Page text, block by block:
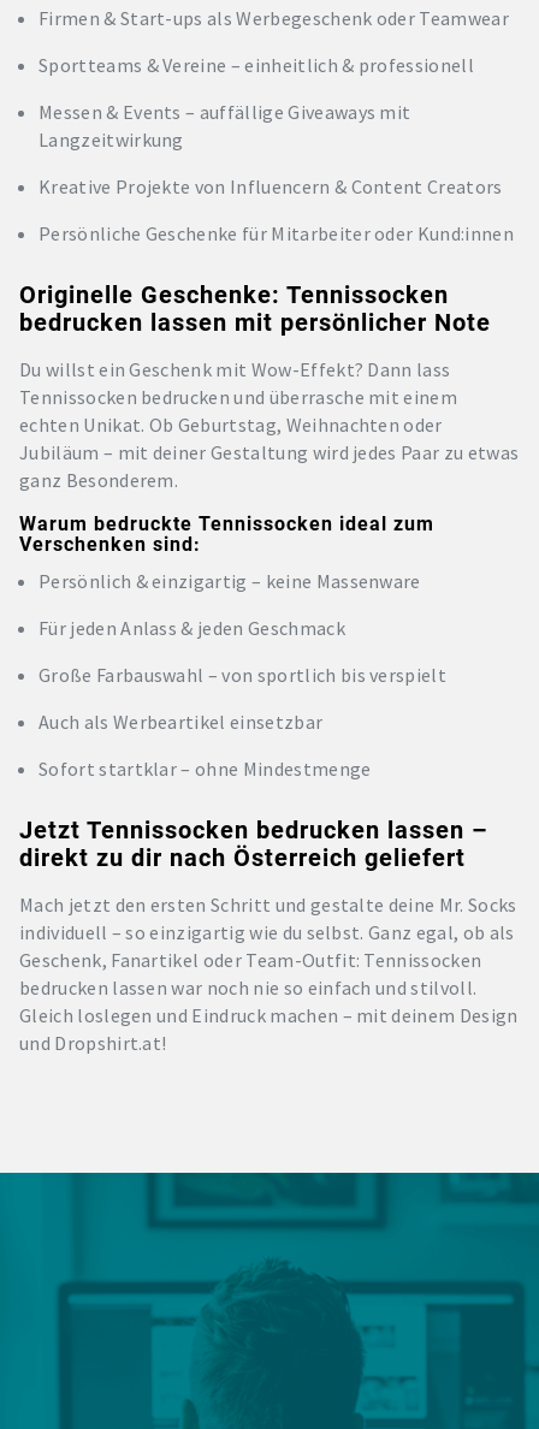
Firmen & Start-ups als Werbegeschenk oder Teamwear
Sportteams & Vereine – einheitlich & professionell
Messen & Events – auffällige Giveaways mit
Langzeitwirkung
Kreative Projekte von Influencern & Content Creators
Persönliche Geschenke für Mitarbeiter oder Kund:innen
Originelle Geschenke: Tennissocken
bedrucken lassen mit persönlicher Note
Du willst ein Geschenk mit Wow-Effekt? Dann lass
Tennissocken bedrucken und überrasche mit einem
echten Unikat. Ob Geburtstag, Weihnachten oder
Jubiläum – mit deiner Gestaltung wird jedes Paar zu etwas
ganz Besonderem.
Warum bedruckte Tennissocken ideal zum
Verschenken sind:
Persönlich & einzigartig – keine Massenware
Für jeden Anlass & jeden Geschmack
Große Farbauswahl – von sportlich bis verspielt
Auch als Werbeartikel einsetzbar
Sofort startklar – ohne Mindestmenge
Jetzt Tennissocken bedrucken lassen –
direkt zu dir nach Österreich geliefert
Mach jetzt den ersten Schritt und gestalte deine Mr. Socks
individuell – so einzigartig wie du selbst. Ganz egal, ob als
Geschenk, Fanartikel oder Team-Outfit: Tennissocken
bedrucken lassen war noch nie so einfach und stilvoll.
Gleich loslegen und Eindruck machen – mit deinem Design
und Dropshirt.at!